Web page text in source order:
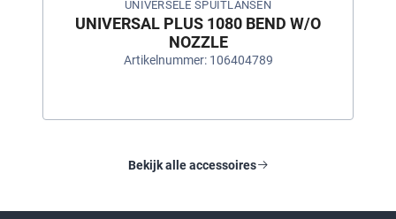
UNIVERSELE SPUITLANSEN
UNIVERSAL PLUS 1080 BEND W/O
NOZZLE
Artikelnummer: 106404789
Bekijk alle accessoires